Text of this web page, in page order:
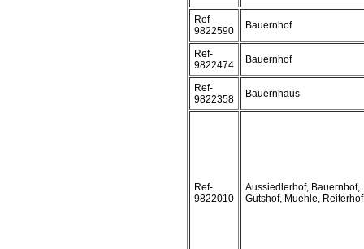
Ref-
9822590
Bauernhof
Ref-
9822474
Bauernhof
Ref-
9822358
Bauernhaus
Ref-
9822010
Aussiedlerhof, Bauernhof,
Gutshof, Muehle, Reiterhof